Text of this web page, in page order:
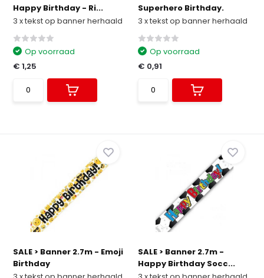
Happy Birthday - Ri...
3 x tekst op banner herhaald
Op voorraad
€ 1,25
Superhero Birthday.
3 x tekst op banner herhaald
Op voorraad
€ 0,91
SALE > Banner 2.7m - Emoji
Birthday
SALE > Banner 2.7m -
Happy Birthday Socc...